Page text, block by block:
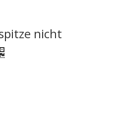
nicht